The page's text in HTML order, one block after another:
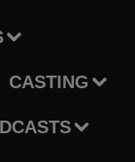
CASTING